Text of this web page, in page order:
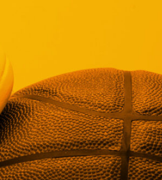
B:n
otteluohjelma
t on julkaistu
kaudelle 2026-
2027